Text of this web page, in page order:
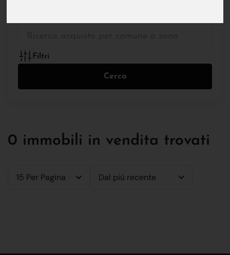
Filtri
Cerca
0 immobili in vendita trovati
15 Per Pagina Dal più recente